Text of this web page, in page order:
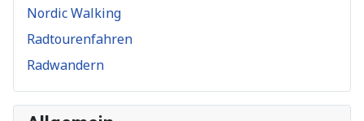
Nordic Walking
Radtourenfahren
Radwandern